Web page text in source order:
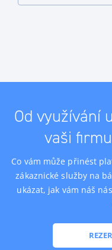
Od využívání
vaši
Co vám může přinést
zákaznické služby na
ukázat, jak vám náš